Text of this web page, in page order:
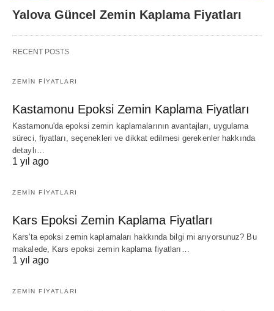
Yalova Güncel Zemin Kaplama Fiyatları
RECENT POSTS
ZEMIN FIYATLARI
Kastamonu Epoksi Zemin Kaplama Fiyatları
Kastamonu'da epoksi zemin kaplamalarının avantajları, uygulama
süreci, fiyatları, seçenekleri ve dikkat edilmesi gerekenler hakkında
detaylı…
1 yıl ago
ZEMIN FIYATLARI
Kars Epoksi Zemin Kaplama Fiyatları
Kars'ta epoksi zemin kaplamaları hakkında bilgi mi arıyorsunuz? Bu
makalede, Kars epoksi zemin kaplama fiyatları…
1 yıl ago
ZEMIN FIYATLARI